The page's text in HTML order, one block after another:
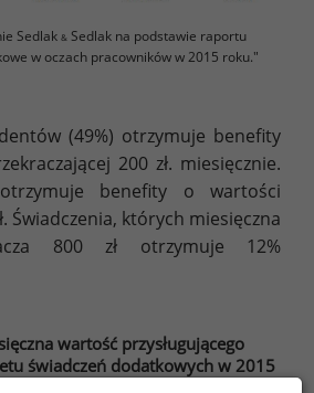
Sedlak &Sedlak na podstawie raportu
w oczach pracowników w 2015 roku."
(49%) otrzymuje benefity
200 zł. miesięcznie.
benefity o wartości
Świadczenia, których miesięczna
800 zł otrzymuje 12%
wartość przysługującego
świadczeń dodatkowych w 2015